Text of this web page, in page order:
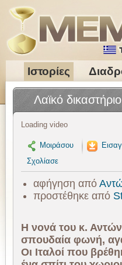
Ιστορίες
Λαϊκό δικαστήριο
Loading video
Μοιράσου
Σχολίασε
αφήγηση από
προστέθηκε από
Η νονά του κ.
σπουδαία φωνή,
Οι Ιταλοί που